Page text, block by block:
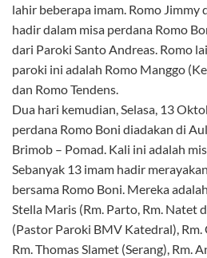
lahir beberapa imam. Romo Jimmy
hadir dalam misa perdana Romo
dari Paroki Santo Andreas. Romo
paroki ini adalah Romo Manggo
dan Romo Tendens.
Dua hari kemudian, Selasa, 13
perdana Romo Boni diadakan di
Brimob – Pomad. Kali ini adalah
Sebanyak 13 imam hadir
bersama Romo Boni. Mereka
Stella Maris (Rm. Parto, Rm. Natet
(Pastor Paroki BMV Katedral),
Rm. Thomas Slamet (Serang), Rm.